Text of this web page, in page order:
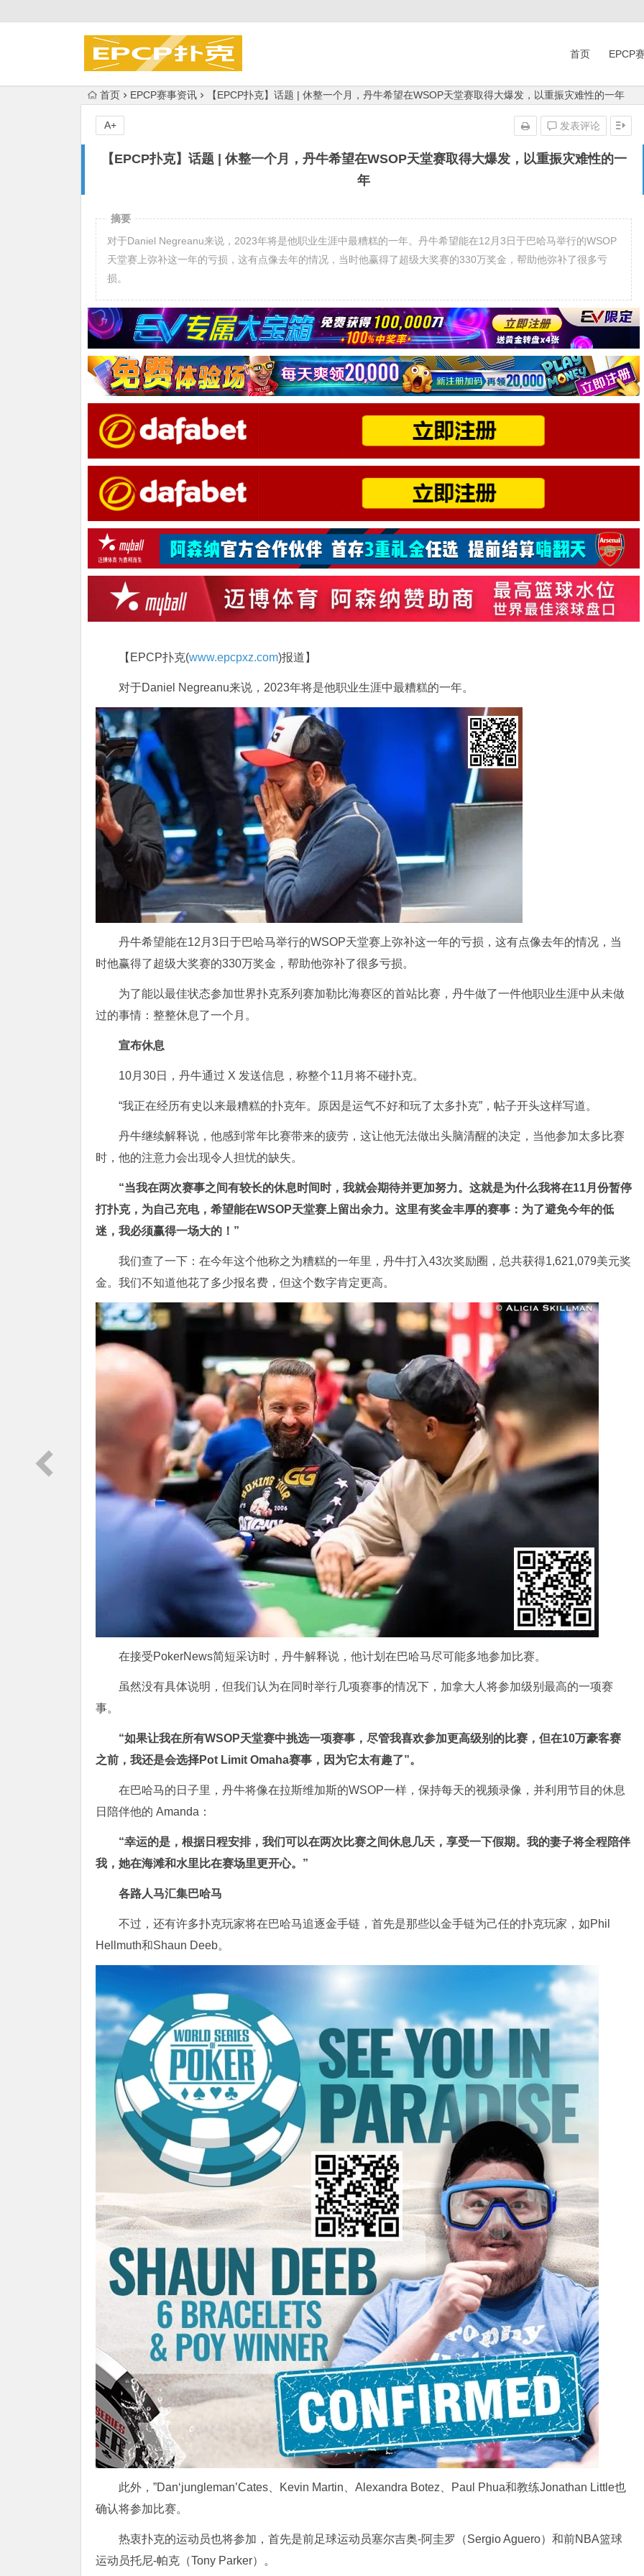
首页 EPCP
首页 EPCP赛事资讯 【EPCP扑克】话题 | 休整一个月，丹牛希望在WSOP天堂赛取得大爆发，以重振灾难性的一年
【EPCP扑克】话题 | 休整一个月，丹牛希望在WSOP天堂赛取得大爆发，以重振灾难性的一
年
发表评论
A+
摘要
对于Daniel Negreanu来说，2023年将是他职业生涯中最糟糕的一年。丹牛希望能在12月3日于巴哈马举行的WSOP
天堂赛上弥补这一年的亏损，这有点像去年的情况，当时他赢得了超级大奖赛的330万奖金，帮助他弥补了很多亏
损。
【EPCP扑克(www.epcpxz.com)报道】
对于Daniel Negreanu来说，2023年将是他职业生涯中最糟糕的一年。
丹牛希望能在12月3日于巴哈马举行的WSOP天堂赛上弥补这一年的亏损，这有点像去年的情况，当
时他赢得了超级大奖赛的330万奖金，帮助他弥补了很多亏损。
为了能以最佳状态参加世界扑克系列赛加勒比海赛区的首站比赛，丹牛做了一件他职业生涯中从未做
过的事情：整整休息了一个月。
宣布休息
10月30日，丹牛通过 X 发送信息，称整个11月将不碰扑克。
“我正在经历有史以来最糟糕的扑克年。原因是运气不好和玩了太多扑克”，帖子开头这样写道。
丹牛继续解释说，他感到常年比赛带来的疲劳，这让他无法做出头脑清醒的决定，当他参加太多比赛
时，他的注意力会出现令人担忧的缺失。
“当我在两次赛事之间有较长的休息时间时，我就会期待并更加努力。这就是为什么我将在11月份暂停
打扑克，为自己充电，希望能在WSOP天堂赛上留出余力。这里有奖金丰厚的赛事：为了避免今年的低
迷，我必须赢得一场大的！”
我们查了一下：在今年这个他称之为糟糕的一年里，丹牛打入43次奖励圈，总共获得1,621,079美元奖
金。我们不知道他花了多少报名费，但这个数字肯定更高。
在接受PokerNews简短采访时，丹牛解释说，他计划在巴哈马尽可能多地参加比赛。
虽然没有具体说明，但我们认为在同时举行几项赛事的情况下，加拿大人将参加级别最高的一项赛
事。
“如果让我在所有WSOP天堂赛中挑选一项赛事，尽管我喜欢参加更高级别的比赛，但在10万豪客赛
之前，我还是会选择Pot Limit Omaha赛事，因为它太有趣了”。
在巴哈马的日子里，丹牛将像在拉斯维加斯的WSOP一样，保持每天的视频录像，并利用节目的休息
日陪伴他的 Amanda：
“幸运的是，根据日程安排，我们可以在两次比赛之间休息几天，享受一下假期。我的妻子将全程陪伴
我，她在海滩和水里比在赛场里更开心。”
各路人马汇集巴哈马
不过，还有许多扑克玩家将在巴哈马追逐金手链，首先是那些以金手链为己任的扑克玩家，如Phil
Hellmuth和Shaun Deeb。
此外，”Dan‘jungleman’Cates、Kevin Martin、Alexandra Botez、Paul Phua和教练Jonathan Little也
确认将参加比赛。
热衷扑克的运动员也将参加，首先是前足球运动员塞尔吉奥-阿圭罗（Sergio Aguero）和前NBA篮球
运动员托尼-帕克（Tony Parker）。